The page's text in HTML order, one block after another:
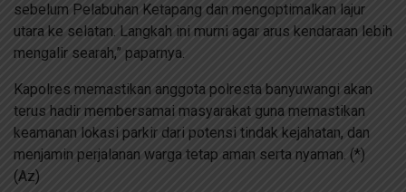
sebelum Pelabuhan Ketapang dan mengoptimalkan lajur
utara ke selatan. Langkah ini murni agar arus kendaraan lebih
mengalir searah,” paparnya.
Kapolres memastikan anggota polresta banyuwangi akan
terus hadir membersamai masyarakat guna memastikan
keamanan lokasi parkir dari potensi tindak kejahatan, dan
menjamin perjalanan warga tetap aman serta nyaman. (*)
(Az)